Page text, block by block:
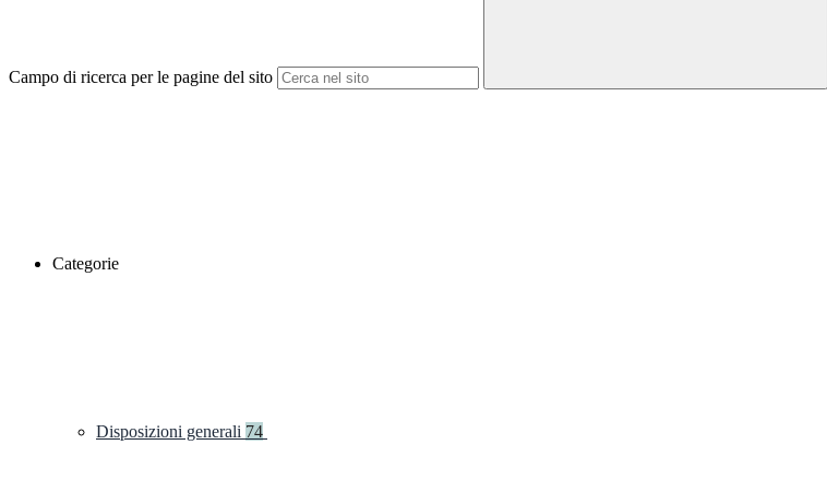
Campo di ricerca per le pagine del sito
Categorie
Disposizioni generali 74